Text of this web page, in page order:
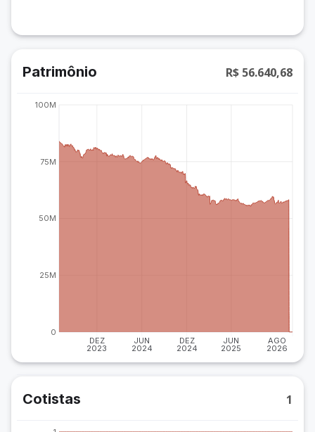
Patrimônio R$ 56.640,68
DEZ
2023
JUN
2024
DEZ
2024
JUN
2025
AGO
2026
0
25M
50M
75M
100M
Cotistas 1